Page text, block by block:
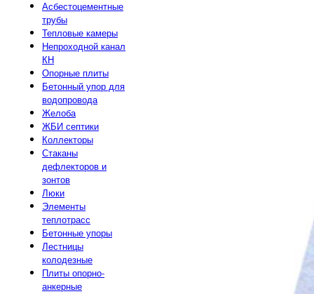
Асбестоцементные
трубы
Тепловые камеры
Непроходной канал
КН
Опорные плиты
Бетонный упор для
водопровода
Желоба
ЖБИ септики
Коллекторы
Стаканы
дефлекторов и
зонтов
Люки
Элементы
теплотрасс
Бетонные упоры
Лестницы
колодезные
Плиты опорно-
анкерные